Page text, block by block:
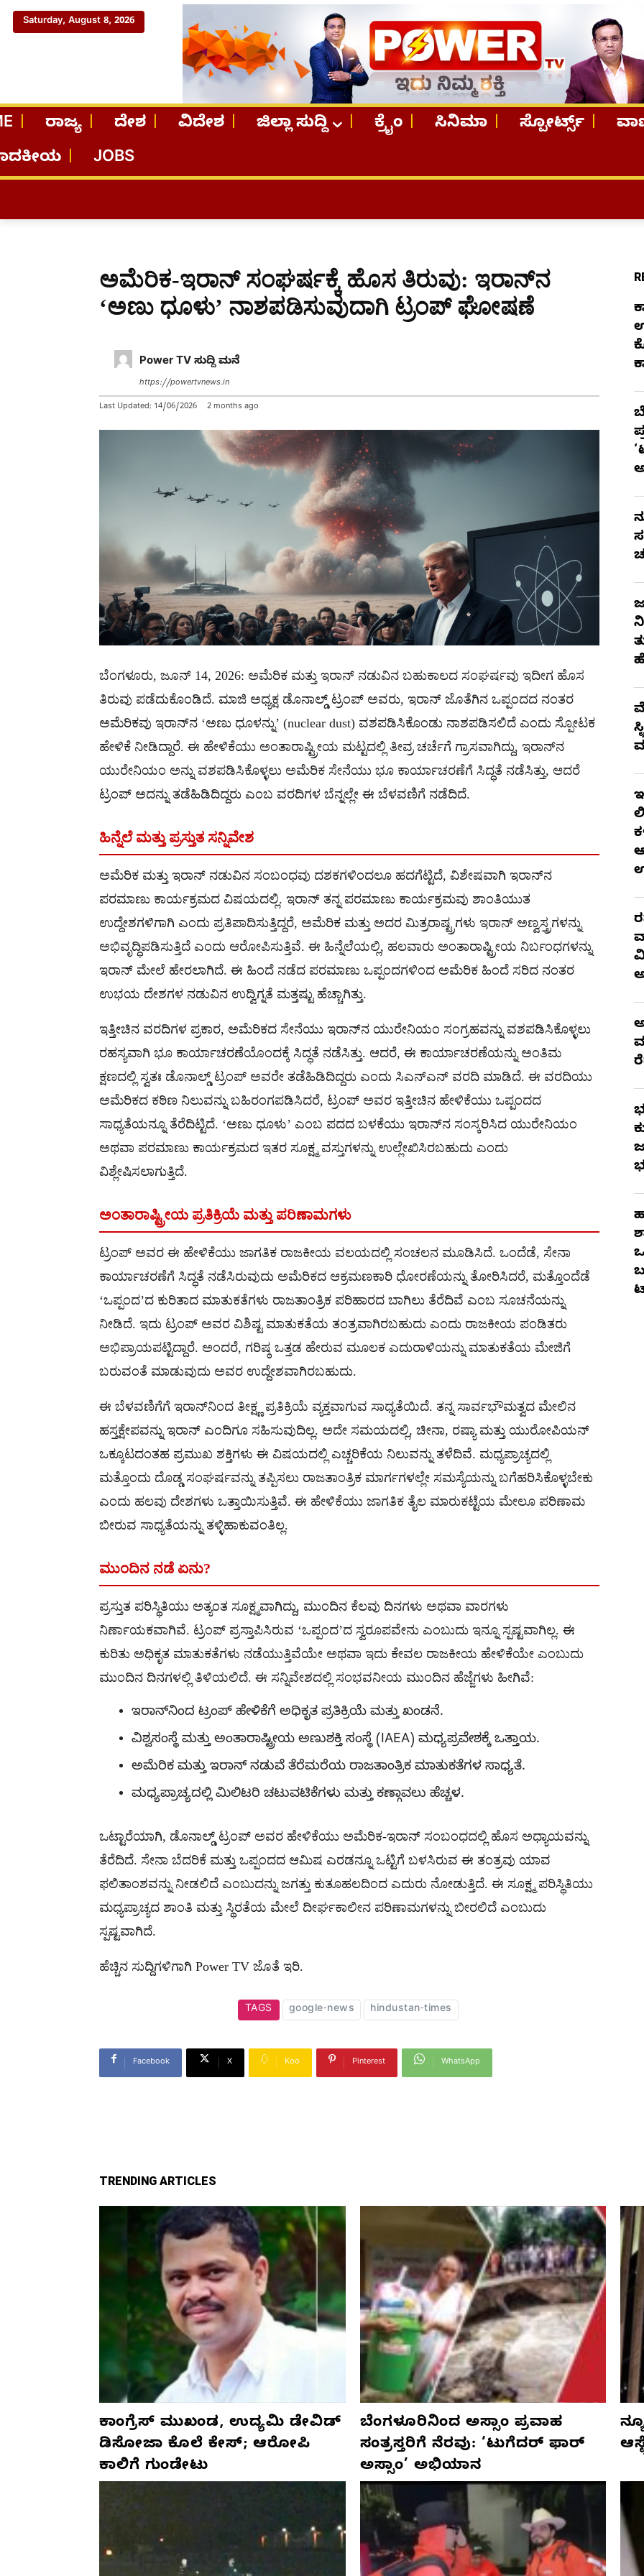
Saturday, August 8, 2026
ರಾಜ್ಯ ದೇಶ ವಿದೇಶ ಜಿಲ್ಲಾ ಸುದ್ದಿ ಕ್ರೈಂ ಸಿನಿಮಾ ಸ್ಪೋರ್ಟ್ಸ್
JOBS
TOP
ಅಮೆರಿಕ-ಇರಾನ್ ಸಂಘರ್ಷಕ್ಕೆ ಹೊಸ ತಿರುವು: ಇರಾನ್‌ನ
‘ಅಣು ಧೂಳು’ ನಾಶಪಡಿಸುವುದಾಗಿ ಟ್ರಂಪ್ ಘೋಷಣೆ
Power TV ಸುದ್ದಿ ಮನೆ
https://powertvnews.in
Last Updated: 14/06/2026 2 months ago
ಬೆಂಗಳೂರು, ಜೂನ್ 14, 2026: ಅಮೆರಿಕ ಮತ್ತು ಇರಾನ್ ನಡುವಿನ ಬಹುಕಾಲದ ಸಂಘರ್ಷವು ಇದೀಗ ಹೊಸ
ತಿರುವು ಪಡೆದುಕೊಂಡಿದೆ. ಮಾಜಿ ಅಧ್ಯಕ್ಷ ಡೊನಾಲ್ಡ್ ಟ್ರಂಪ್ ಅವರು, ಇರಾನ್ ಜೊತೆಗಿನ ಒಪ್ಪಂದದ ನಂತರ
ಅಮೆರಿಕವು ಇರಾನ್‌ನ ‘ಅಣು ಧೂಳನ್ನು’ (nuclear dust) ವಶಪಡಿಸಿಕೊಂಡು ನಾಶಪಡಿಸಲಿದೆ ಎಂದು ಸ್ಪೋಟಕ
ಹೇಳಿಕೆ ನೀಡಿದ್ದಾರೆ. ಈ ಹೇಳಿಕೆಯು ಅಂತಾರಾಷ್ಟ್ರೀಯ ಮಟ್ಟದಲ್ಲಿ ತೀವ್ರ ಚರ್ಚೆಗೆ ಗ್ರಾಸವಾಗಿದ್ದು, ಇರಾನ್‌ನ
ಯುರೇನಿಯಂ ಅನ್ನು ವಶಪಡಿಸಿಕೊಳ್ಳಲು ಅಮೆರಿಕ ಸೇನೆಯು ಭೂ ಕಾರ್ಯಾಚರಣೆಗೆ ಸಿದ್ಧತೆ ನಡೆಸಿತ್ತು, ಆದರೆ
ಟ್ರಂಪ್ ಅದನ್ನು ತಡೆಹಿಡಿದಿದ್ದರು ಎಂಬ ವರದಿಗಳ ಬೆನ್ನಲ್ಲೇ ಈ ಬೆಳವಣಿಗೆ ನಡೆದಿದೆ.
ಹಿನ್ನೆಲೆ ಮತ್ತು ಪ್ರಸ್ತುತ ಸನ್ನಿವೇಶ
ಅಮೆರಿಕ ಮತ್ತು ಇರಾನ್ ನಡುವಿನ ಸಂಬಂಧವು ದಶಕಗಳಿಂದಲೂ ಹದಗೆಟ್ಟಿದೆ, ವಿಶೇಷವಾಗಿ ಇರಾನ್‌ನ
ಪರಮಾಣು ಕಾರ್ಯಕ್ರಮದ ವಿಷಯದಲ್ಲಿ. ಇರಾನ್ ತನ್ನ ಪರಮಾಣು ಕಾರ್ಯಕ್ರಮವು ಶಾಂತಿಯುತ
ಉದ್ದೇಶಗಳಿಗಾಗಿ ಎಂದು ಪ್ರತಿಪಾದಿಸುತ್ತಿದ್ದರೆ, ಅಮೆರಿಕ ಮತ್ತು ಅದರ ಮಿತ್ರರಾಷ್ಟ್ರಗಳು ಇರಾನ್ ಅಣ್ವಸ್ತ್ರಗಳನ್ನು
ಅಭಿವೃದ್ಧಿಪಡಿಸುತ್ತಿದೆ ಎಂದು ಆರೋಪಿಸುತ್ತಿವೆ. ಈ ಹಿನ್ನೆಲೆಯಲ್ಲಿ, ಹಲವಾರು ಅಂತಾರಾಷ್ಟ್ರೀಯ ನಿರ್ಬಂಧಗಳನ್ನು
ಇರಾನ್ ಮೇಲೆ ಹೇರಲಾಗಿದೆ. ಈ ಹಿಂದೆ ನಡೆದ ಪರಮಾಣು ಒಪ್ಪಂದಗಳಿಂದ ಅಮೆರಿಕ ಹಿಂದೆ ಸರಿದ ನಂತರ
ಉಭಯ ದೇಶಗಳ ನಡುವಿನ ಉದ್ವಿಗ್ನತೆ ಮತ್ತಷ್ಟು ಹೆಚ್ಚಾಗಿತ್ತು.
ಇತ್ತೀಚಿನ ವರದಿಗಳ ಪ್ರಕಾರ, ಅಮೆರಿಕದ ಸೇನೆಯು ಇರಾನ್‌ನ ಯುರೇನಿಯಂ ಸಂಗ್ರಹವನ್ನು ವಶಪಡಿಸಿಕೊಳ್ಳಲು
ರಹಸ್ಯವಾಗಿ ಭೂ ಕಾರ್ಯಾಚರಣೆಯೊಂದಕ್ಕೆ ಸಿದ್ಧತೆ ನಡೆಸಿತ್ತು. ಆದರೆ, ಈ ಕಾರ್ಯಾಚರಣೆಯನ್ನು ಅಂತಿಮ
ಕ್ಷಣದಲ್ಲಿ ಸ್ವತಃ ಡೊನಾಲ್ಡ್ ಟ್ರಂಪ್ ಅವರೇ ತಡೆಹಿಡಿದಿದ್ದರು ಎಂದು ಸಿಎನ್‌ಎನ್ ವರದಿ ಮಾಡಿದೆ. ಈ ವರದಿಯು
ಅಮೆರಿಕದ ಕಠಿಣ ನಿಲುವನ್ನು ಬಹಿರಂಗಪಡಿಸಿದರೆ, ಟ್ರಂಪ್ ಅವರ ಇತ್ತೀಚಿನ ಹೇಳಿಕೆಯು ಒಪ್ಪಂದದ
ಸಾಧ್ಯತೆಯನ್ನೂ ತೆರೆದಿಟ್ಟಿದೆ. ‘ಅಣು ಧೂಳು’ ಎಂಬ ಪದದ ಬಳಕೆಯು ಇರಾನ್‌ನ ಸಂಸ್ಕರಿಸಿದ ಯುರೇನಿಯಂ
ಅಥವಾ ಪರಮಾಣು ಕಾರ್ಯಕ್ರಮದ ಇತರ ಸೂಕ್ಷ್ಮ ವಸ್ತುಗಳನ್ನು ಉಲ್ಲೇಖಿಸಿರಬಹುದು ಎಂದು
ವಿಶ್ಲೇಷಿಸಲಾಗುತ್ತಿದೆ.
ಅಂತಾರಾಷ್ಟ್ರೀಯ ಪ್ರತಿಕ್ರಿಯೆ ಮತ್ತು ಪರಿಣಾಮಗಳು
ಟ್ರಂಪ್ ಅವರ ಈ ಹೇಳಿಕೆಯು ಜಾಗತಿಕ ರಾಜಕೀಯ ವಲಯದಲ್ಲಿ ಸಂಚಲನ ಮೂಡಿಸಿದೆ. ಒಂದೆಡೆ, ಸೇನಾ
ಕಾರ್ಯಾಚರಣೆಗೆ ಸಿದ್ಧತೆ ನಡೆಸಿರುವುದು ಅಮೆರಿಕದ ಆಕ್ರಮಣಕಾರಿ ಧೋರಣೆಯನ್ನು ತೋರಿಸಿದರೆ, ಮತ್ತೊಂದೆಡೆ
‘ಒಪ್ಪಂದ’ದ ಕುರಿತಾದ ಮಾತುಕತೆಗಳು ರಾಜತಾಂತ್ರಿಕ ಪರಿಹಾರದ ಬಾಗಿಲು ತೆರೆದಿವೆ ಎಂಬ ಸೂಚನೆಯನ್ನು
ನೀಡಿದೆ. ಇದು ಟ್ರಂಪ್ ಅವರ ವಿಶಿಷ್ಟ ಮಾತುಕತೆಯ ತಂತ್ರವಾಗಿರಬಹುದು ಎಂದು ರಾಜಕೀಯ ಪಂಡಿತರು
ಅಭಿಪ್ರಾಯಪಟ್ಟಿದ್ದಾರೆ. ಅಂದರೆ, ಗರಿಷ್ಠ ಒತ್ತಡ ಹೇರುವ ಮೂಲಕ ಎದುರಾಳಿಯನ್ನು ಮಾತುಕತೆಯ ಮೇಜಿಗೆ
ಬರುವಂತೆ ಮಾಡುವುದು ಅವರ ಉದ್ದೇಶವಾಗಿರಬಹುದು.
ಈ ಬೆಳವಣಿಗೆಗೆ ಇರಾನ್‌ನಿಂದ ತೀಕ್ಷ್ಣ ಪ್ರತಿಕ್ರಿಯೆ ವ್ಯಕ್ತವಾಗುವ ಸಾಧ್ಯತೆಯಿದೆ. ತನ್ನ ಸಾರ್ವಭೌಮತ್ವದ ಮೇಲಿನ
ಹಸ್ತಕ್ಷೇಪವನ್ನು ಇರಾನ್ ಎಂದಿಗೂ ಸಹಿಸುವುದಿಲ್ಲ. ಅದೇ ಸಮಯದಲ್ಲಿ, ಚೀನಾ, ರಷ್ಯಾ ಮತ್ತು ಯುರೋಪಿಯನ್
ಒಕ್ಕೂಟದಂತಹ ಪ್ರಮುಖ ಶಕ್ತಿಗಳು ಈ ವಿಷಯದಲ್ಲಿ ಎಚ್ಚರಿಕೆಯ ನಿಲುವನ್ನು ತಳೆದಿವೆ. ಮಧ್ಯಪ್ರಾಚ್ಯದಲ್ಲಿ
ಮತ್ತೊಂದು ದೊಡ್ಡ ಸಂಘರ್ಷವನ್ನು ತಪ್ಪಿಸಲು ರಾಜತಾಂತ್ರಿಕ ಮಾರ್ಗಗಳಲ್ಲೇ ಸಮಸ್ಯೆಯನ್ನು ಬಗೆಹರಿಸಿಕೊಳ್ಳಬೇಕು
ಎಂದು ಹಲವು ದೇಶಗಳು ಒತ್ತಾಯಿಸುತ್ತಿವೆ. ಈ ಹೇಳಿಕೆಯು ಜಾಗತಿಕ ತೈಲ ಮಾರುಕಟ್ಟೆಯ ಮೇಲೂ ಪರಿಣಾಮ
ಬೀರುವ ಸಾಧ್ಯತೆಯನ್ನು ತಳ್ಳಿಹಾಕುವಂತಿಲ್ಲ.
ಮುಂದಿನ ನಡೆ ಏನು?
ಪ್ರಸ್ತುತ ಪರಿಸ್ಥಿತಿಯು ಅತ್ಯಂತ ಸೂಕ್ಷ್ಮವಾಗಿದ್ದು, ಮುಂದಿನ ಕೆಲವು ದಿನಗಳು ಅಥವಾ ವಾರಗಳು
ನಿರ್ಣಾಯಕವಾಗಿವೆ. ಟ್ರಂಪ್ ಪ್ರಸ್ತಾಪಿಸಿರುವ ‘ಒಪ್ಪಂದ’ದ ಸ್ವರೂಪವೇನು ಎಂಬುದು ಇನ್ನೂ ಸ್ಪಷ್ಟವಾಗಿಲ್ಲ. ಈ
ಕುರಿತು ಅಧಿಕೃತ ಮಾತುಕತೆಗಳು ನಡೆಯುತ್ತಿವೆಯೇ ಅಥವಾ ಇದು ಕೇವಲ ರಾಜಕೀಯ ಹೇಳಿಕೆಯೇ ಎಂಬುದು
ಮುಂದಿನ ದಿನಗಳಲ್ಲಿ ತಿಳಿಯಲಿದೆ. ಈ ಸನ್ನಿವೇಶದಲ್ಲಿ ಸಂಭವನೀಯ ಮುಂದಿನ ಹೆಜ್ಜೆಗಳು ಹೀಗಿವೆ:
ಇರಾನ್‌ನಿಂದ ಟ್ರಂಪ್ ಹೇಳಿಕೆಗೆ ಅಧಿಕೃತ ಪ್ರತಿಕ್ರಿಯೆ ಮತ್ತು ಖಂಡನೆ.
ವಿಶ್ವಸಂಸ್ಥೆ ಮತ್ತು ಅಂತಾರಾಷ್ಟ್ರೀಯ ಅಣುಶಕ್ತಿ ಸಂಸ್ಥೆ (IAEA) ಮಧ್ಯಪ್ರವೇಶಕ್ಕೆ ಒತ್ತಾಯ.
ಅಮೆರಿಕ ಮತ್ತು ಇರಾನ್ ನಡುವೆ ತೆರೆಮರೆಯ ರಾಜತಾಂತ್ರಿಕ ಮಾತುಕತೆಗಳ ಸಾಧ್ಯತೆ.
ಮಧ್ಯಪ್ರಾಚ್ಯದಲ್ಲಿ ಮಿಲಿಟರಿ ಚಟುವಟಿಕೆಗಳು ಮತ್ತು ಕಣ್ಗಾವಲು ಹೆಚ್ಚಳ.
ಒಟ್ಟಾರೆಯಾಗಿ, ಡೊನಾಲ್ಡ್ ಟ್ರಂಪ್ ಅವರ ಹೇಳಿಕೆಯು ಅಮೆರಿಕ-ಇರಾನ್ ಸಂಬಂಧದಲ್ಲಿ ಹೊಸ ಅಧ್ಯಾಯವನ್ನು
ತೆರೆದಿದೆ. ಸೇನಾ ಬೆದರಿಕೆ ಮತ್ತು ಒಪ್ಪಂದದ ಆಮಿಷ ಎರಡನ್ನೂ ಒಟ್ಟಿಗೆ ಬಳಸಿರುವ ಈ ತಂತ್ರವು ಯಾವ
ಫಲಿತಾಂಶವನ್ನು ನೀಡಲಿದೆ ಎಂಬುದನ್ನು ಜಗತ್ತು ಕುತೂಹಲದಿಂದ ಎದುರು ನೋಡುತ್ತಿದೆ. ಈ ಸೂಕ್ಷ್ಮ ಪರಿಸ್ಥಿತಿಯು
ಮಧ್ಯಪ್ರಾಚ್ಯದ ಶಾಂತಿ ಮತ್ತು ಸ್ಥಿರತೆಯ ಮೇಲೆ ದೀರ್ಘಕಾಲೀನ ಪರಿಣಾಮಗಳನ್ನು ಬೀರಲಿದೆ ಎಂಬುದು
ಸ್ಪಷ್ಟವಾಗಿದೆ.
ಹೆಚ್ಚಿನ ಸುದ್ದಿಗಳಿಗಾಗಿ Power TV ಜೊತೆ ಇರಿ.
TAGS google-news hindustan-times
Facebook X Koo Pinterest WhatsApp
TRENDING ARTICLES
ಕಾಂಗ್ರೆಸ್‌ ಮುಖಂಡ, ಉದ್ಯಮಿ ಡೇವಿಡ್‌
ಡಿಸೋಜಾ ಕೊಲೆ ಕೇಸ್;‌ ಆರೋಪಿ
ಕಾಲಿಗೆ ಗುಂಡೇಟು
ಬೆಂಗಳೂರಿನಿಂದ ಅಸ್ಸಾಂ ಪ್ರವಾಹ
ಸಂತ್ರಸ್ತರಿಗೆ ನೆರವು: ‘ಟುಗೆದರ್ ಫಾರ್
ಅಸ್ಸಾಂ’ ಅಭಿಯಾನ